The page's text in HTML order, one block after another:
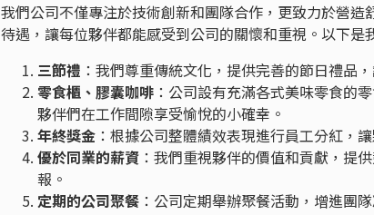
我們公司不僅專注於技術創新和團隊合作，更致力於營
待遇，讓每位夥伴都能感受到公司的關懷和重視。以下是
三節禮 ：我們尊重傳統文化，提供完善的節日禮品
零食櫃、膠囊咖啡 ：公司設有充滿各式美味零食的
夥伴們在工作間隙享受愉悅的小確幸。
年終獎金 ：根據公司整體績效表現進行員工分紅，
優於同業的薪資 ：我們重視夥伴的價值和貢獻，提
報。
定期的公司聚餐 ：公司定期舉辦聚餐活動，增進團